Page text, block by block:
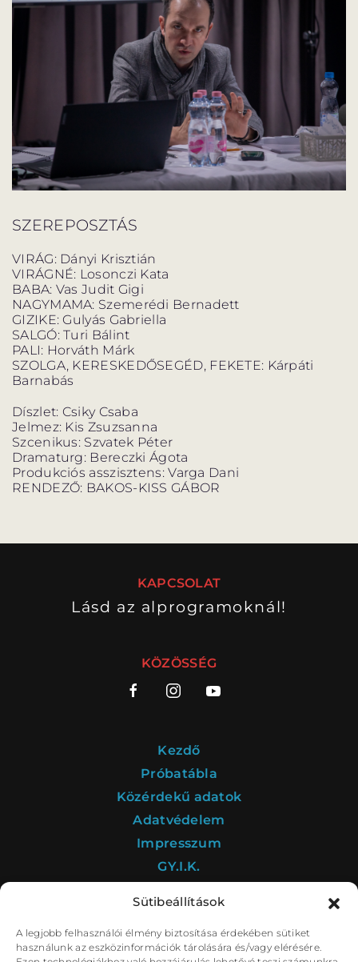
Sütibeállítások
A legjobb felhasználói élmény biztosítása érdekében sütiket
használunk az eszközinformációk tárolására és/vagy elérésére.
SZEREPOSZTÁS
VIRÁG: Dányi Krisztián
VIRÁGNÉ: Losonczi Kata
BABA: Vas Judit Gigi
NAGYMAMA: Szemerédi Bernadett
GIZIKE: Gulyás Gabriella
SALGÓ: Turi Bálint
PALI: Horváth Márk
SZOLGA, KERESKEDŐSEGÉD, FEKETE: Kárpáti
Barnabás
Díszlet: Csiky Csaba
Jelmez: Kis Zsuzsanna
Szcenikus: Szvatek Péter
Dramaturg: Bereczki Ágota
Produkciós asszisztens: Varga Dani
RENDEZŐ: BAKOS-KISS GÁBOR
KAPCSOLAT
Lásd az alprogramoknál!
KÖZÖSSÉG
Kezdő
Próbatábla
Közérdekű adatok
Adatvédelem
Impresszum
GY.I.K.
A Déryné Program kultúrstratégiai intézménye a